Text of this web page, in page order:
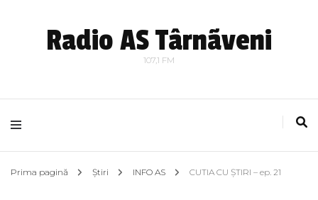
Radio AS Târnãveni
107,1 FM
Prima pagină Știri INFO AS CUTIA CU ȘTIRI – ep. 21